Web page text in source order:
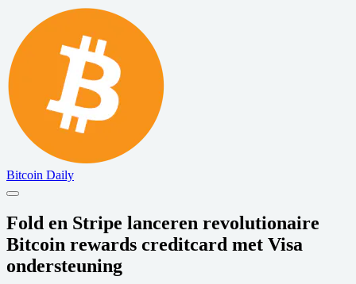
Bitcoin Daily
Fold en Stripe lanceren revolutionaire
Bitcoin rewards creditcard met Visa
ondersteuning